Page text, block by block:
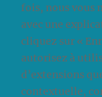
fois, nous vous
avec une
cliquez sur «
autorisez à
d’extensions
contextuelle,